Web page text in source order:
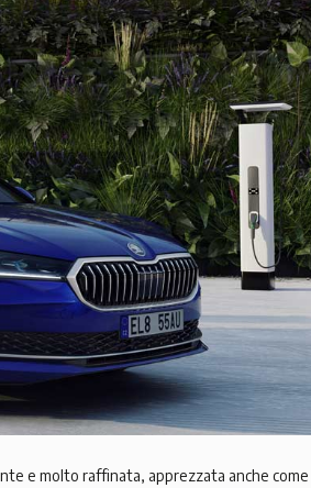
e molto raffinata, apprezzata anche come